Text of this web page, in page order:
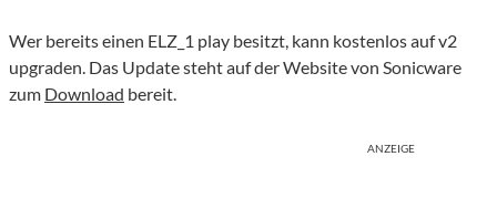
Wer bereits einen ELZ_1 play besitzt, kann kostenlos auf v2
upgraden. Das Update steht auf der Website von Sonicware
zum Download bereit.
ANZEIGE